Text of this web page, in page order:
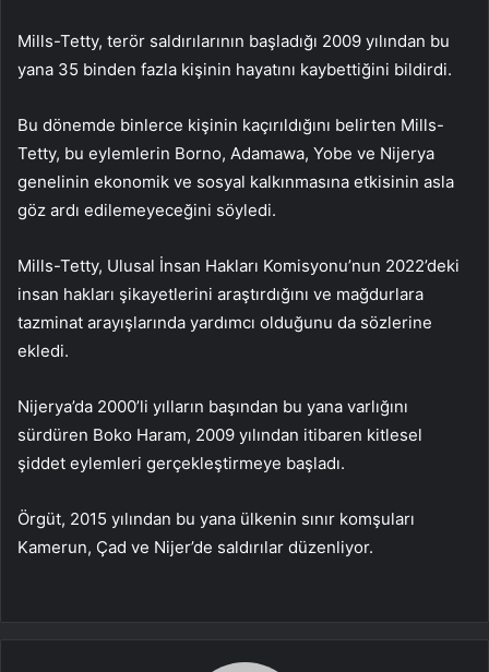
Mills-Tetty, terör saldırılarının başladığı 2009 yılından bu
yana 35 binden fazla kişinin hayatını kaybettiğini bildirdi.
Bu dönemde binlerce kişinin kaçırıldığını belirten Mills-
Tetty, bu eylemlerin Borno, Adamawa, Yobe ve Nijerya
genelinin ekonomik ve sosyal kalkınmasına etkisinin asla
göz ardı edilemeyeceğini söyledi.
Mills-Tetty, Ulusal İnsan Hakları Komisyonu’nun 2022’deki
insan hakları şikayetlerini araştırdığını ve mağdurlara
tazminat arayışlarında yardımcı olduğunu da sözlerine
ekledi.
Nijerya’da 2000’li yılların başından bu yana varlığını
sürdüren Boko Haram, 2009 yılından itibaren kitlesel
şiddet eylemleri gerçekleştirmeye başladı.
Örgüt, 2015 yılından bu yana ülkenin sınır komşuları
Kamerun, Çad ve Nijer’de saldırılar düzenliyor.